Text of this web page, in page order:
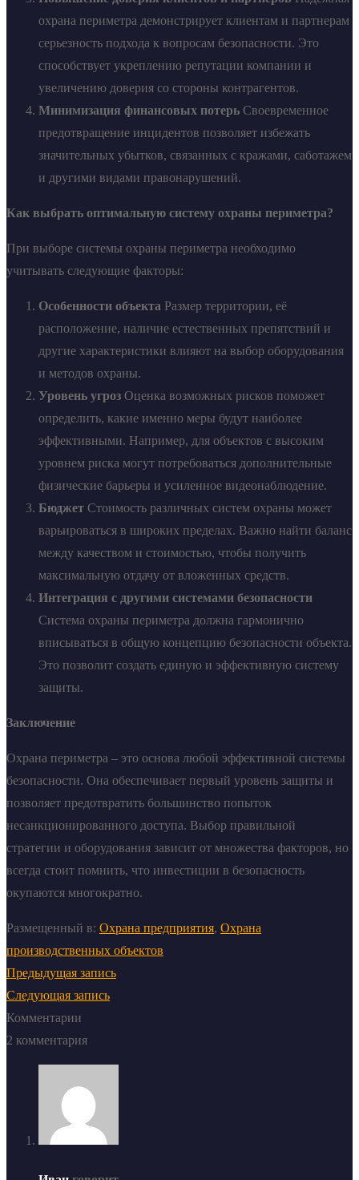
охрана периметра демонстрирует клиентам и партнерам
серьезность подхода к вопросам безопасности. Это
способствует укреплению репутации компании и
увеличению доверия со стороны контрагентов.
Минимизация финансовых потерь Своевременное
предотвращение инцидентов позволяет избежать
значительных убытков, связанных с кражами, саботажем
и другими видами правонарушений.
Как выбрать оптимальную систему охраны периметра?
При выборе системы охраны периметра необходимо
учитывать следующие факторы:
Особенности объекта Размер территории, её
расположение, наличие естественных препятствий и
другие характеристики влияют на выбор оборудования
и методов охраны.
Уровень угроз Оценка возможных рисков поможет
определить, какие именно меры будут наиболее
эффективными. Например, для объектов с высоким
уровнем риска могут потребоваться дополнительные
физические барьеры и усиленное видеонаблюдение.
Бюджет Стоимость различных систем охраны может
варьироваться в широких пределах. Важно найти баланс
между качеством и стоимостью, чтобы получить
максимальную отдачу от вложенных средств.
Интеграция с другими системами безопасности
Система охраны периметра должна гармонично
вписываться в общую концепцию безопасности объекта.
Это позволит создать единую и эффективную систему
защиты.
Заключение
Охрана периметра – это основа любой эффективной системы
безопасности. Она обеспечивает первый уровень защиты и
позволяет предотвратить большинство попыток
несанкционированного доступа. Выбор правильной
стратегии и оборудования зависит от множества факторов, но
всегда стоит помнить, что инвестиции в безопасность
окупаются многократно.
Размещенный в: Охрана предприятия, Охрана
производственных объектов
Предыдущая запись
Следующая запись
Комментарии
2 комментария